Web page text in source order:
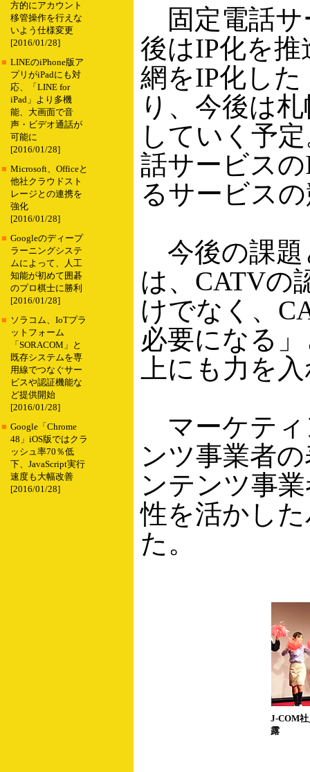
方的にアカウント
移管操作を行えな
いよう仕様変更
[2016/01/28]
■ LINEのiPhone版ア
プリがiPadにも対
応、「LINE for
iPad」より多機
能、大画面で音
声・ビデオ通話が
可能に
[2016/01/28]
■ Microsoft、Officeと
他社クラウドスト
レージとの連携を
強化
[2016/01/28]
■ Googleのディープ
ラーニングシステ
ムによって、人工
知能が初めて囲碁
のプロ棋士に勝利
[2016/01/28]
■ ソラコム、IoTプラ
ットフォーム
「SORACOM」と
既存システムを専
用線でつなぐサー
ビスや認証機能な
ど提供開始
[2016/01/28]
■ Google「Chrome
48」iOS版ではクラ
ッシュ率70％低
下、JavaScript実行
速度も大幅改善
[2016/01/28]
固定電話サ
後はIP化を
網をIP化した
り、今後は
していく予
話サービス
るサービス
今後の課題
は、CATVの
けでなく、
必要になる
上にも力を
マーケティ
ンツ事業者
ンテンツ事
性を活かし
た。
J-COM
露